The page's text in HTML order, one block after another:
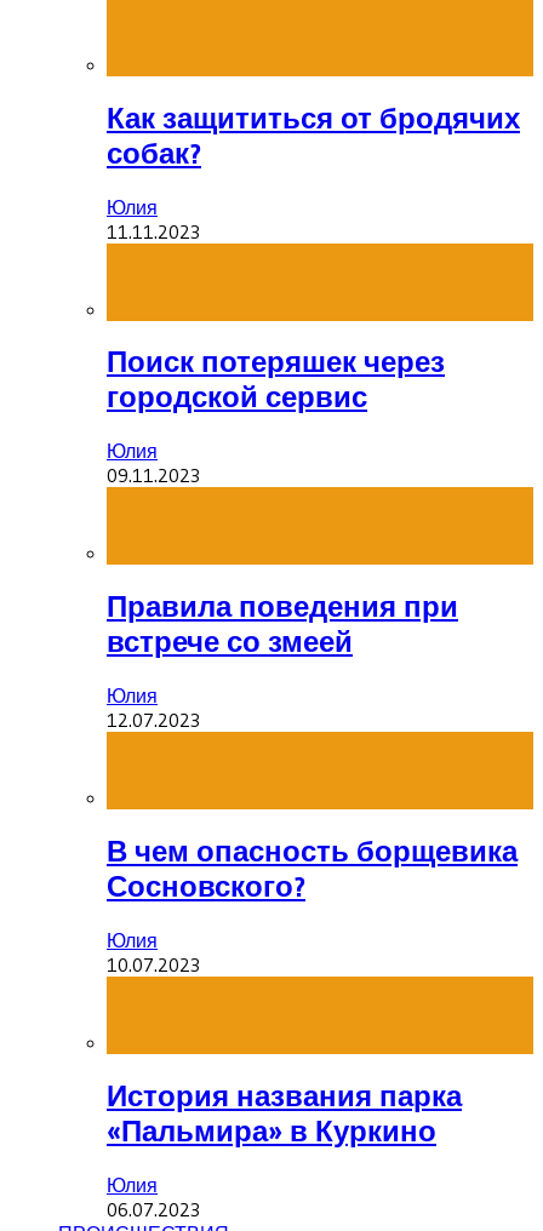
Как защититься от бродячих
собак?
Юлия
11.11.2023
Поиск потеряшек через
городской сервис
Юлия
09.11.2023
Правила поведения при
встрече со змеей
Юлия
12.07.2023
В чем опасность борщевика
Сосновского?
Юлия
10.07.2023
История названия парка
«Пальмира» в Куркино
Юлия
06.07.2023